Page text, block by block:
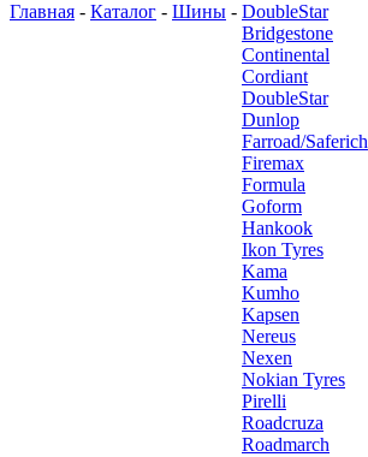
Главная - Каталог - Шины - DoubleStar
Bridgestone
Continental
Cordiant
DoubleStar
Dunlop
Farroad/Saferich
Firemax
Formula
Goform
Hankook
Ikon Tyres
Kama
Kumho
Kapsen
Nereus
Nexen
Nokian Tyres
Pirelli
Roadcruza
Roadmarch